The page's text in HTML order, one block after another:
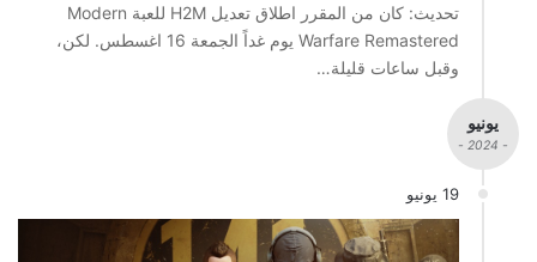
تحديث: كان من المقرر اطلاق تعديل H2M للعبة Modern
Warfare Remastered يوم غداً الجمعة 16 اغسطس. لكن،
وقبل ساعات قليلة…
يونيو
- 2024 -
19 يونيو